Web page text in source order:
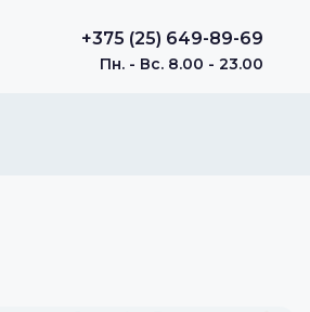
+375 (25) 649-89-69
Пн. - Вс. 8.00 - 23.00